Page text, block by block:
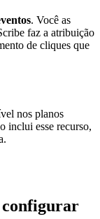
. Você as
faz a atribuição
de cliques que
nos planos
inclui esse recurso,
configurar